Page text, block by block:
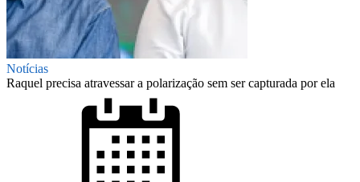
Notícias
Raquel precisa atravessar a polarização sem ser capturada por ela